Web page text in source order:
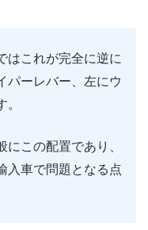
はこれが完全に逆に
パーレバー、左にウ
この配置であり、
入車で問題となる点